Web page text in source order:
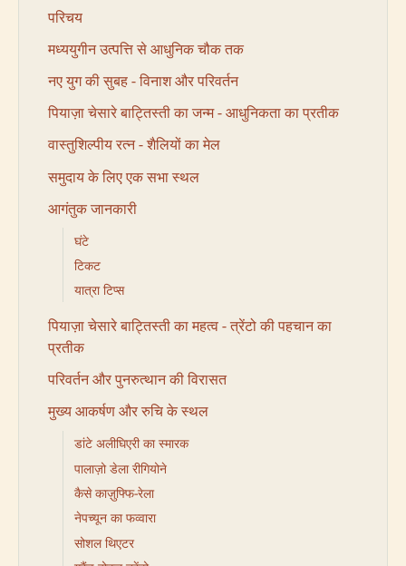
परिचय
मध्ययुगीन उत्पत्ति से आधुनिक चौक तक
नए युग की सुबह - विनाश और परिवर्तन
पियाज़ा चेसारे बाट्तिस्ती का जन्म - आधुनिकता का प्रतीक
वास्तुशिल्पीय रत्न - शैलियों का मेल
समुदाय के लिए एक सभा स्थल
आगंतुक जानकारी
घंटे
टिकट
यात्रा टिप्स
पियाज़ा चेसारे बाट्तिस्ती का महत्व - त्रेंटो की पहचान का
प्रतीक
परिवर्तन और पुनरुत्थान की विरासत
मुख्य आकर्षण और रुचि के स्थल
डांटे अलीघिएरी का स्मारक
पालाज़ो डेला रीगियोने
कैसे काज़ुफ्फि-रेला
नेपच्यून का फव्वारा
सोशल थिएटर